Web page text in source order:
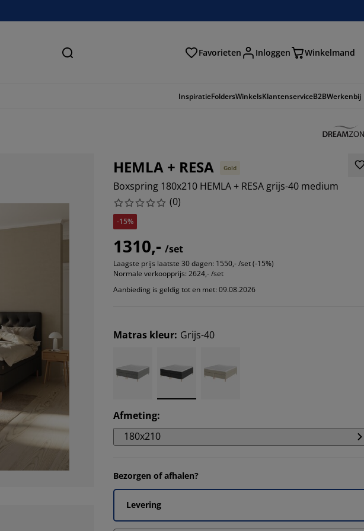
Zoeken Favorieten Inloggen Winkelmand
InspiratieFoldersWinkelsKlantenserviceB2BWerkenbij
HEMLA + RESA Gold
Boxspring 180x210 HEMLA + RESA grijs-40 medium
(0)
-15%
1310,- /set
Laagste prijs laatste 30 dagen: 1550,- /set (-15%)
Normale verkoopprijs: 2624,- /set
Aanbieding is geldig tot en met: 09.08.2026
Matras kleur: Grijs-40
Afmeting:
180x210
Bezorgen of afhalen?
Levering